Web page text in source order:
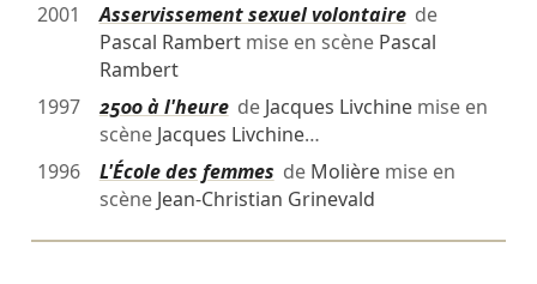
2001
Asservissement sexuel volontairede
Pascal Rambertmise en scène Pascal
Rambert
1997
2500 à l'heurede Jacques Livchinemise en
scène Jacques Livchine…
1996
L'École des femmes de Molièremise en
scène Jean-Christian Grinevald